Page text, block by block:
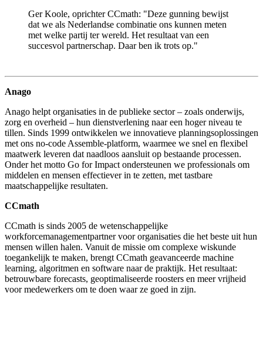
Ger Koole, oprichter CCmath: "Deze gunning bewijst
dat we als Nederlandse combinatie ons kunnen meten
met welke partij ter wereld. Het resultaat van een
succesvol partnerschap. Daar ben ik trots op."
Anago
Anago helpt organisaties in de publieke sector – zoals onderwijs,
zorg en overheid – hun dienstverlening naar een hoger niveau te
tillen. Sinds 1999 ontwikkelen we innovatieve planningsoplossingen
met ons no-code Assemble-platform, waarmee we snel en flexibel
maatwerk leveren dat naadloos aansluit op bestaande processen.
Onder het motto Go for Impact ondersteunen we professionals om
middelen en mensen effectiever in te zetten, met tastbare
maatschappelijke resultaten.
CCmath
CCmath is sinds 2005 de wetenschappelijke
workforcemanagementpartner voor organisaties die het beste uit hun
mensen willen halen. Vanuit de missie om complexe wiskunde
toegankelijk te maken, brengt CCmath geavanceerde machine
learning, algoritmen en software naar de praktijk. Het resultaat:
betrouwbare forecasts, geoptimaliseerde roosters en meer vrijheid
voor medewerkers om te doen waar ze goed in zijn.